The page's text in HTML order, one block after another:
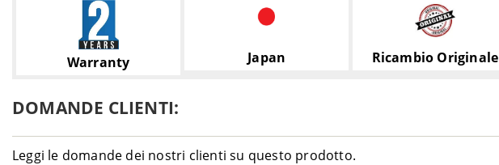
Warranty Japan Ricambio Originale
DOMANDE CLIENTI:
Leggi le domande dei nostri clienti su questo prodotto.